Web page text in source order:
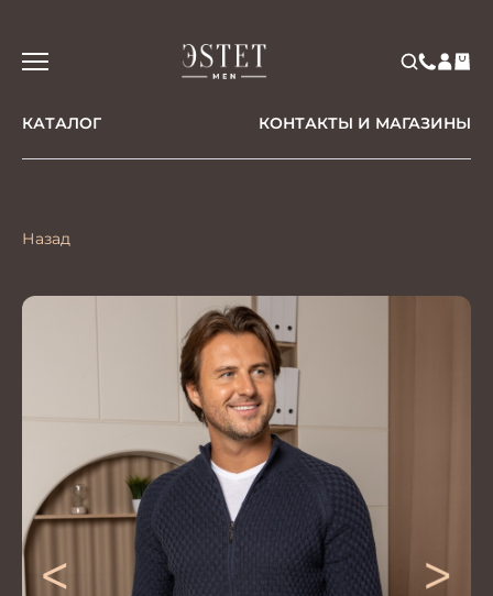
КАТАЛОГ КОНТАКТЫ И МАГАЗИНЫ
Назад
< >